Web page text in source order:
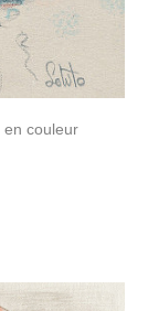
en couleur